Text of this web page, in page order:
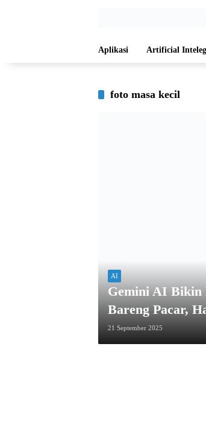
Aplikasi Artificial
foto masa kecil
AI
Gemini AI Bikin
Bareng Pacar,
21 September 2025